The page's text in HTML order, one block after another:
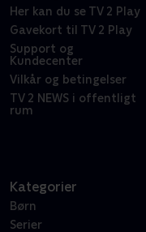
Her kan du se TV 2 Play
Gavekort til TV 2 Play
Support og
Kundecenter
Vilkår og betingelser
TV 2 NEWS i offentligt
rum
Kategorier
Børn
Serier